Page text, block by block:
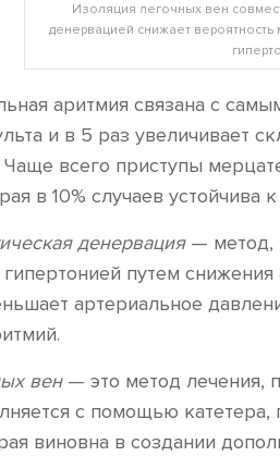
Изоляция легочных вен
денервацией снижает
аритмия связана с
и в 5 раз увеличивает
Чаще всего приступы
в 10% случаев
денервация— метод,
путем
артериальное
вен— это метод лечения,
с помощью катетера,
виновна в создании